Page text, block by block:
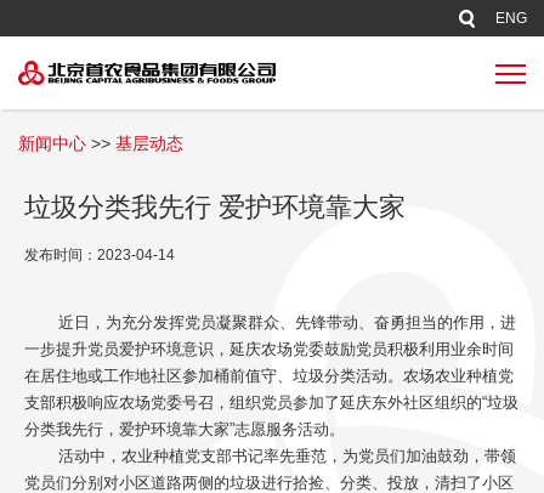
新闻中心 >> 基层动态
垃圾分类我先行 爱护环境靠大家
发布时间：2023-04-14
近日，为充分发挥党员凝聚群众、先锋带动、奋勇担当的作用，进
一步提升党员爱护环境意识，延庆农场党委鼓励党员积极利用业余时间
在居住地或工作地社区参加桶前值守、垃圾分类活动。农场农业种植党
支部积极响应农场党委号召，组织党员参加了延庆东外社区组织的“垃圾
分类我先行，爱护环境靠大家”志愿服务活动。
活动中，农业种植党支部书记率先垂范，为党员们加油鼓劲，带领
党员们分别对小区道路两侧的垃圾进行拾捡、分类、投放，清扫了小区